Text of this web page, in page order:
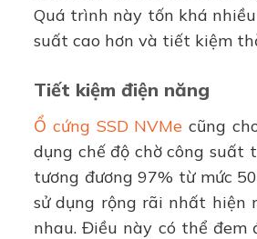
Quá trình này tốn khá
suất cao hơn và tiết kiệm
Tiết kiệm điện năng
Ổ cứng SSD NVMe cũng
dụng chế độ chờ công suất
tương đương 97% từ mức
sử dụng rộng rãi nhất hiện
nhau. Điều này có thể